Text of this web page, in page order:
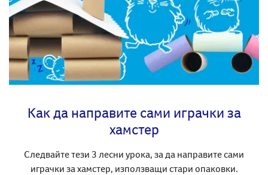
Как да направите сами играчки за
хамстер
Следвайте тези 3 лесни урока, за да направите сами
играчки за хамстер, използващи стари опаковки.